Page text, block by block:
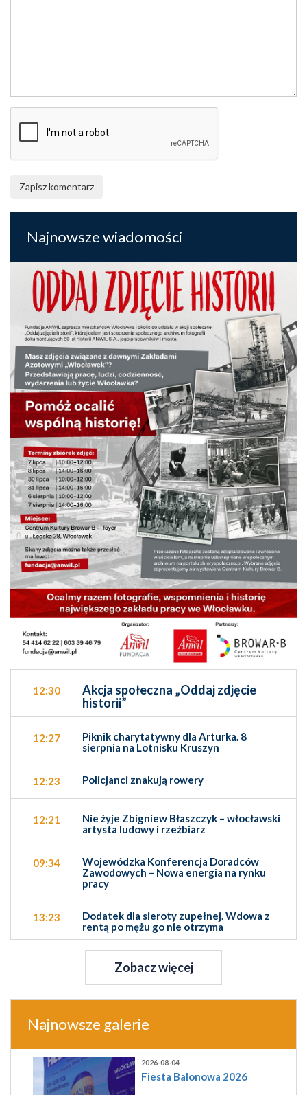
Zapisz komentarz
Najnowsze wiadomości
12:30
Akcja społeczna „Oddaj zdjęcie
historii”
12:27
Piknik charytatywny dla Arturka. 8
sierpnia na Lotnisku Kruszyn
12:23 Policjanci znakują rowery
12:21
Nie żyje Zbigniew Błaszczyk – włocławski
artysta ludowy i rzeźbiarz
09:34
Wojewódzka Konferencja Doradców
Zawodowych – Nowa energia na rynku
pracy
13:23
Dodatek dla sieroty zupełnej. Wdowa z
rentą po mężu go nie otrzyma
Zobacz więcej
Najnowsze galerie
2026-08-04
Fiesta Balonowa 2026